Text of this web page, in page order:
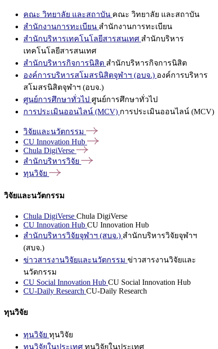
คณะ วิทยาลัย และสถาบัน คณะ วิทยาลัย และสถาบัน
สำนักงานการทะเบียน สำนักงานการทะเบียน
สำนักบริหารเทคโนโลยีสารสนเทศ สำนักบริหาร
เทคโนโลยีสารสนเทศ
สำนักบริหารกิจการนิสิต สำนักบริหารกิจการนิสิต
องค์การบริหารสโมสรนิสิตจุฬาฯ (อบจ.) องค์การบริหาร
สโมสรนิสิตจุฬาฯ (อบจ.)
ศูนย์การศึกษาทั่วไป ศูนย์การศึกษาทั่วไป
การประเมินออนไลน์ (MCV) การประเมินออนไลน์ (MCV)
วิจัยและนวัตกรรม
CU Innovation Hub
Chula DigiVerse
สำนักบริหารวิจัย
ทุนวิจัย
วิจัยและนวัตกรรม
Chula DigiVerse Chula DigiVerse
CU Innovation Hub CU Innovation Hub
สำนักบริหารวิจัยจุฬาฯ (สบจ.) สำนักบริหารวิจัยจุฬาฯ
(สบจ.)
ข่าวสารงานวิจัยและนวัตกรรม ข่าวสารงานวิจัยและ
นวัตกรรม
CU Social Innovation Hub CU Social Innovation Hub
CU-Daily Research CU-Daily Research
ทุนวิจัย
ทุนวิจัย ทุนวิจัย
ทุนวิจัยในประเทศ ทุนวิจัยในประเทศ